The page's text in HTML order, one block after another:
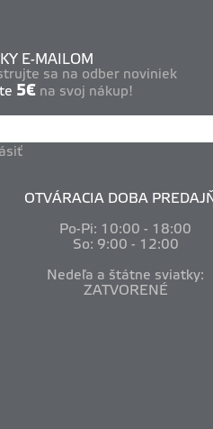
E-MAILOM
sa na odber noviniek
5€ na svoj nákup!
OTVÁRACIA DOBA
Po-Pi: 10:00 - 18:00
So: 9:00 - 12:00
Nedeľa a štátne sviatky:
ZATVORENÉ